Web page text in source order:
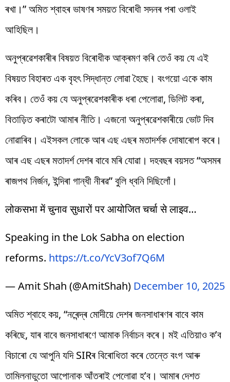
ৰখা।” অমিত শ্বাহৰ ভাষণৰ সময়ত বিৰোধী সদনৰ পৰা ওলাই
আহিছিল।
অনুপ্ৰৱেশকাৰীৰ বিষয়ত বিৰোধীক আক্ৰমণ কৰি তেওঁ কয় যে এই
বিষয়ত বিহাৰত এক বৃহৎ সিদ্ধান্ত লোৱা হৈছে। বংগয়ো একে কাম
কৰিব। তেওঁ কয় যে অনুপ্ৰৱেশকাৰীক ধৰা পেলোৱা, ডিলিট কৰা,
বিতাড়িত কৰাটো আমাৰ নীতি। এজনো অনুপ্ৰৱেশকাৰীয়ে ভোট দিব
নোৱাৰিব। এইসকল লোকে আৰ এছ এছৰ মতাদৰ্শক দোষাৰোপ কৰে।
আৰ এছ এছৰ মতাদৰ্শ দেশৰ বাবে মৰি যোৱা। দহবছৰ বয়সত “অসমৰ
ৰাজপথ নিৰ্জন, ইন্দিৰা গান্ধী নীৰৱ” বুলি ধ্বনি দিছিলোঁ।
लोकसभा में चुनाव सुधारों पर आयोजित चर्चा से लाइव…
Speaking in the Lok Sabha on election
reforms. https://t.co/YcV3of7Q6M
— Amit Shah (@AmitShah) December 10, 2025
অমিত শ্বাহে কয়, “নৰেন্দ্ৰ মোদীয়ে দেশৰ জনসাধাৰণৰ বাবে কাম
কৰিছে, যাৰ বাবে জনসাধাৰণে আমাক নিৰ্বাচন কৰে। মই এতিয়াও ক’ব
বিচাৰো যে আপুনি যদি SIRৰ বিৰোধিতা কৰে তেন্তে বংগ আৰু
তামিলনাডুতো আপোনাক আঁতৰাই পেলোৱা হ’ব। আমাৰ দেশত